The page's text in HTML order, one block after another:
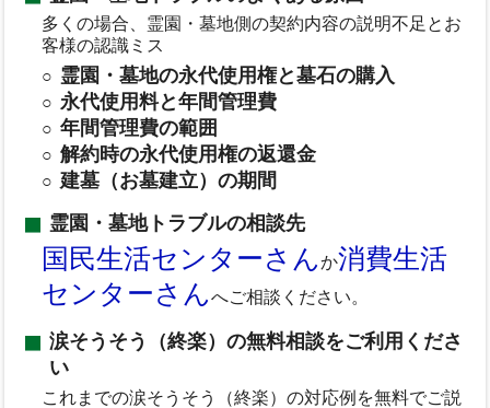
多くの場合、霊園・墓地側の契約内容の説明不足とお
客様の認識ミス
霊園・墓地の永代使用権と墓石の購入
永代使用料と年間管理費
年間管理費の範囲
解約時の永代使用権の返還金
建墓（お墓建立）の期間
霊園・墓地トラブルの相談先
国民生活センターさんか消費生活
センターさんへご相談ください。
涙そうそう（終楽）の無料相談をご利用くださ
い
これまでの涙そうそう（終楽）の対応例を無料でご説